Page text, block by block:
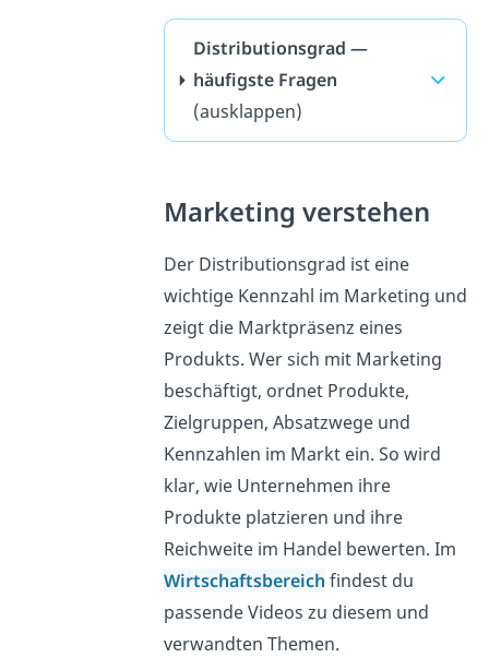
Distributionsgrad —
häufigste Fragen
(ausklappen)
Marketing verstehen
Der Distributionsgrad ist eine
wichtige Kennzahl im Marketing und
zeigt die Marktpräsenz eines
Produkts. Wer sich mit Marketing
beschäftigt, ordnet Produkte,
Zielgruppen, Absatzwege und
Kennzahlen im Markt ein. So wird
klar, wie Unternehmen ihre
Produkte platzieren und ihre
Reichweite im Handel bewerten. Im
Wirtschaftsbereich findest du
passende Videos zu diesem und
verwandten Themen.